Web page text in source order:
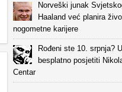
Norveški junak
Haaland već planira
nogometne karijere
Rođeni ste 10. srpnja?
besplatno posjetiti
Centar